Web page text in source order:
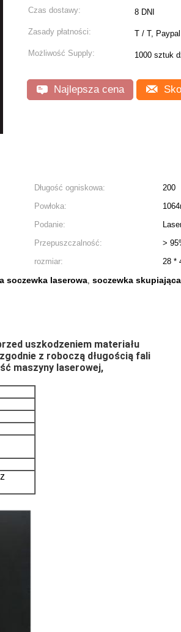
Czas dostawy: 8 DNI
Zasady płatności: T / T, Paypal
Możliwość Supply: 1000 sztuk
Najlepsza cena
Długość ogniskowa:
200
Powłoka:
Podanie:
Przepuszczalność:
>
rozmiar:
28 *
soczewka laserowa, soczewka
uszkodzeniem materiału
z roboczą długością fali
maszyny laserowej,